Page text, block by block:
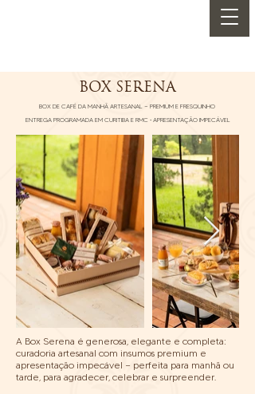
BOX SERENA
BOX DE CAFÉ DA MANHÃ ARTESANAL — PREMIUM E FRESQUINHO
ENTREGA PROGRAMADA EM CURITIBA E RMC • APRESENTAÇÃO IMPECÁVEL
A Box Serena é generosa, elegante e completa:
curadoria artesanal com insumos premium e
apresentação impecável — perfeita para manhã ou
tarde, para agradecer, celebrar e surpreender.